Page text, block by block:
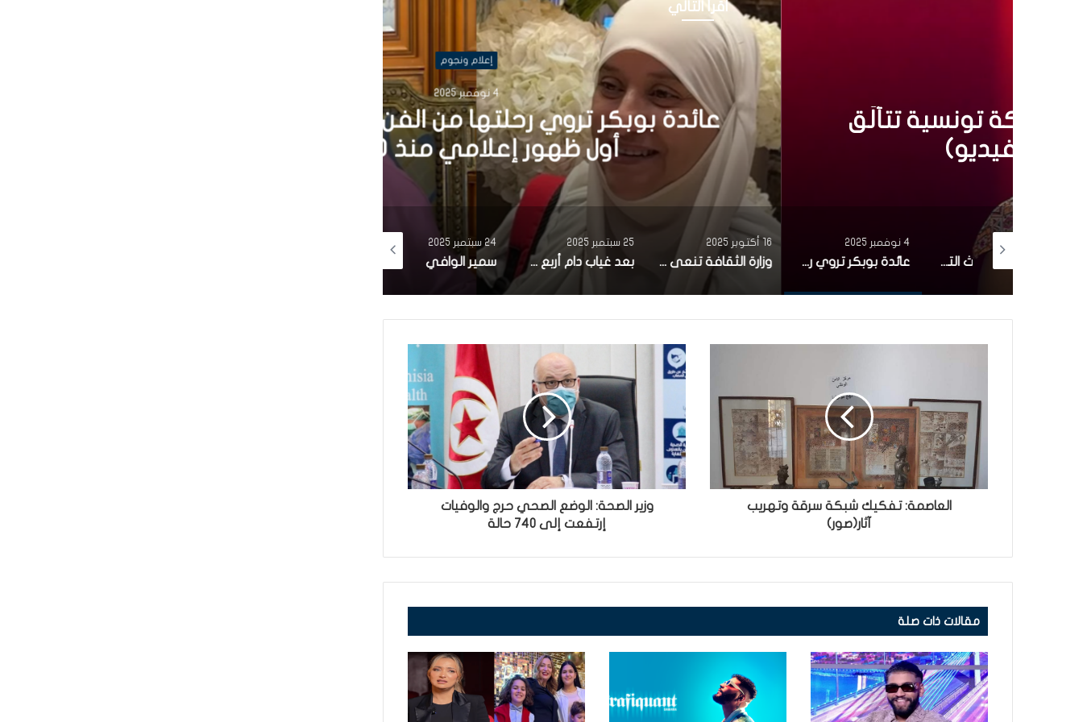
أقرأ التالي
إعلام ونجوم
4 نوفمبر 2025
عائدة بوبكر تروي رحلتها من الفن إلى الحجاب في
أول ظهور إعلامي منذ 20 سنة
عائدة بوبكر تروي رحلتها من الفن إلى الحجاب في أول ظهور إعلامي منذ 20 سنة وزارة الثقافة تنعى الممثل علي الفارسي بعد غياب دام أربع سنوات..سامي الفهري يعلن عن مسلسل جديد بعوان “هاذي آخرتها”
24 سبتمبر 2025
سمير الوافي يعلن عن وفاة شقيقه ماهر:”فاجعة كبيرة.. رحل عنا في عز شبابه”
العاصمة: تفكيك شبكة سرقة وتهريب
آثار(صور)
وزير الصحة: الوضع الصحي حرج والوفيات
إرتفعت إلى 740 حالة
مقالات ذات صلة